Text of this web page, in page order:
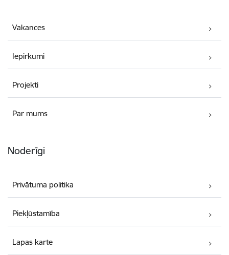
Vakances
Iepirkumi
Projekti
Par mums
Noderīgi
Privātuma politika
Piekļūstamība
Lapas karte